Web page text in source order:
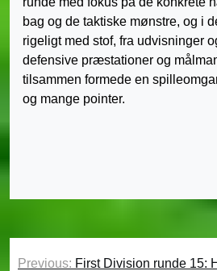
bag og de taktiske mønstre, og i
rigeligt med stof, fra udvisninger
defensive præstationer og
tilsammen formede en
og mange pointer.
Previous: First Division runde 15: